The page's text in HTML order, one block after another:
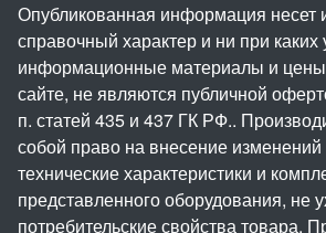
Опубликованная информация
справочный характер и ни при каких
информационные материалы и
сайте, не являются публичной
п. статей 435 и 437 ГК РФ..
собой право на внесение изменений
технические характеристики и
представленного оборудования, не
потребительские свойства товара.